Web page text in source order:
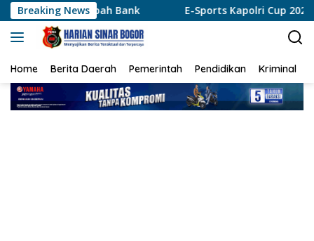
Langsung
ke
konten
Breaking News
Bank E-Sports Kapolri Cup 2026 Jadi Wadah
Home Berita Daerah Pemerintah Pendidikan Kriminal